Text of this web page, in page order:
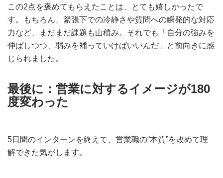
この2点を褒めてもらえたことは、とても嬉しかったで
す。もちろん、緊張下での冷静さや質問への瞬発的な対応
力など、まだまだ課題も山積み。それでも「自分の強みを
伸ばしつつ、弱みを補っていけばいいんだ」と前向きに感
じられました。
最後に：営業に対するイメージが180
度変わった
5日間のインターンを終えて、営業職の“本質”を改めて理
解できた気がします。